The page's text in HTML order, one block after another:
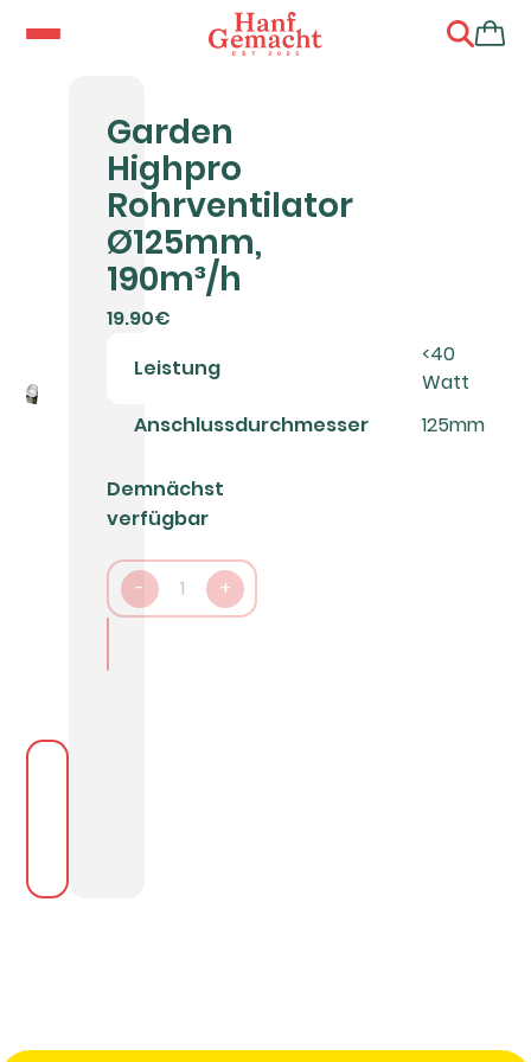
Garden
Highpro
Rohrventilator
Ø125mm,
190m³/h
19.90€
Leistung
<40
Watt
Anschlussdurchmesser
125mm
Demnächst
verfügbar
- 1 +